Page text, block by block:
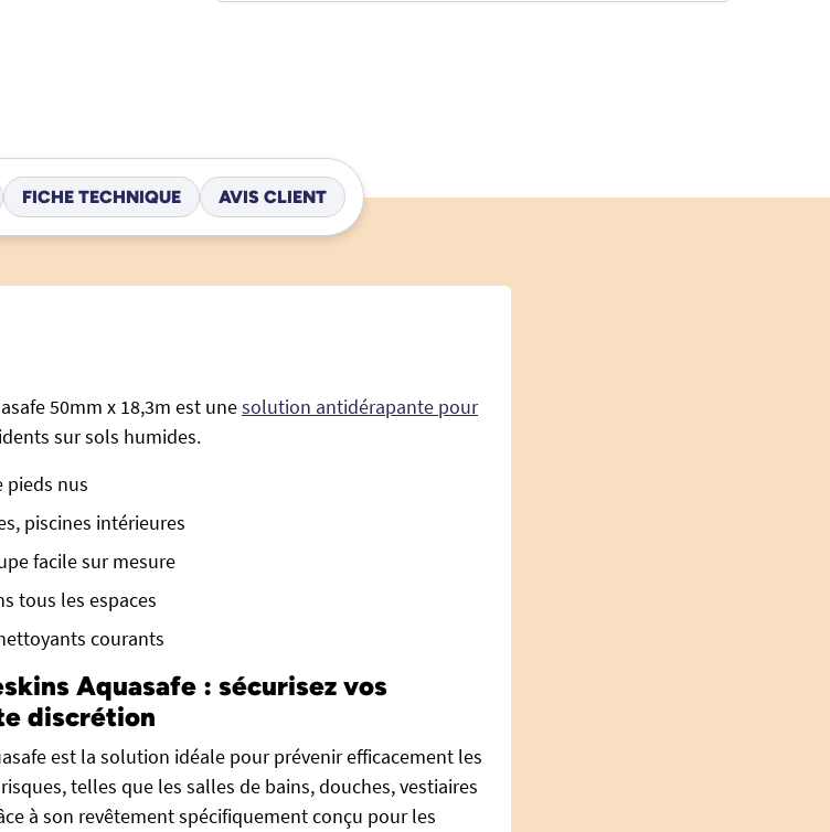
FICHE TECHNIQUE AVIS CLIENT
50mm x 18,3m est unesolution antidérapante pour
sur sols humides.
pieds nus
piscines intérieures
facile sur mesure
tous les espaces
courants
Aquasafe : sécurisez vos
discrétion
est la solution idéale pour prévenir efficacement les
telles que les salles de bains, douches, vestiaires
à son revêtement spécifiquement conçu pour les